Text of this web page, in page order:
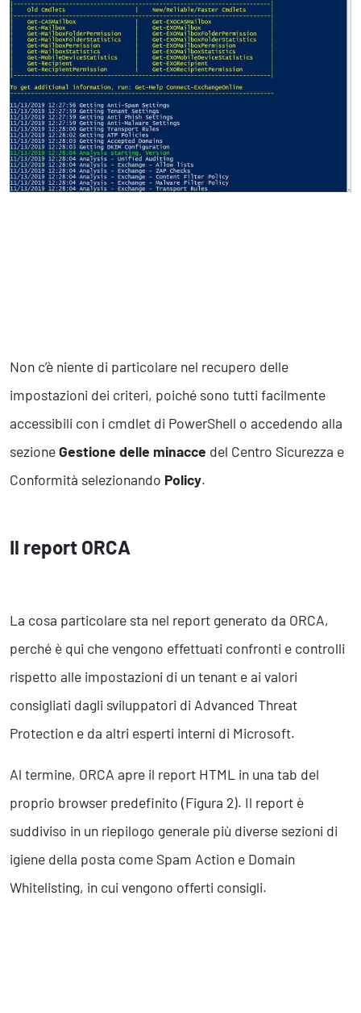
Non c’è niente di particolare nel recupero delle
impostazioni dei criteri, poiché sono tutti facilmente
accessibili con i cmdlet di PowerShell o accedendo alla
sezioneGestione delle minacce del Centro Sicurezza e
Conformità selezionando Policy.
Il report ORCA
La cosa particolare sta nel report generato da ORCA,
perché è qui che vengono effettuati confronti e controlli
rispetto alle impostazioni di un tenant e ai valori
consigliati dagli sviluppatori di Advanced Threat
Protection e da altri esperti interni di Microsoft.
Al termine, ORCA apre il report HTML in una tab del
proprio browser predefinito (Figura 2). Il report è
suddiviso in un riepilogo generale più diverse sezioni di
igiene della posta come Spam Action e Domain
Whitelisting, in cui vengono offerti consigli.